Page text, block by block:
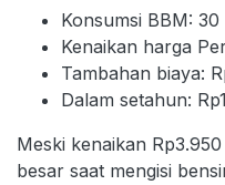
Konsumsi BBM:
Kenaikan harga
Tambahan biaya:
Dalam setahun:
Meski kenaikan
besar saat mengisi